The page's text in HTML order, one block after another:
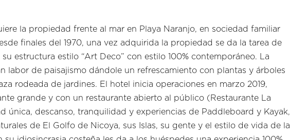
la propiedad frente al mar en Playa Naranjo, en sociedad familiar
finales del 1970, una vez adquirida la propiedad se da la tarea de
estructura estilo “Art Deco” con estilo 100% contemporáneo. La
labor de paisajismo dándole un refrescamiento con plantas y árboles
rodeada de jardines. El hotel inicia operaciones en marzo 2019,
grande y con un restaurante abierto al público (Restaurante La
descanso, tranquilidad y experiencias de Paddleboard y Kayak,
de El Golfo de Nicoya, sus Islas, su gente y el estilo de vida de la